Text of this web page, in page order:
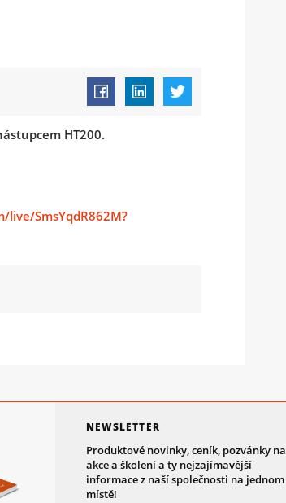
HT200.
SmsYqdR862M?
NEWSLETTER
Produktové novinky, ceník, pozvánky na
akce a školení a ty nejzajímavější
informace z naší společnosti na jednom
místě!